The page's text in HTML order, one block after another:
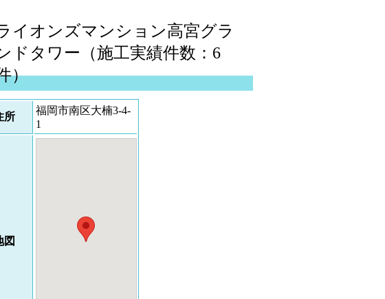
イオンズマンション高宮グラ
ドタワー（施工実績件数：6
）
所
福岡市南区大楠3-4-
1
図